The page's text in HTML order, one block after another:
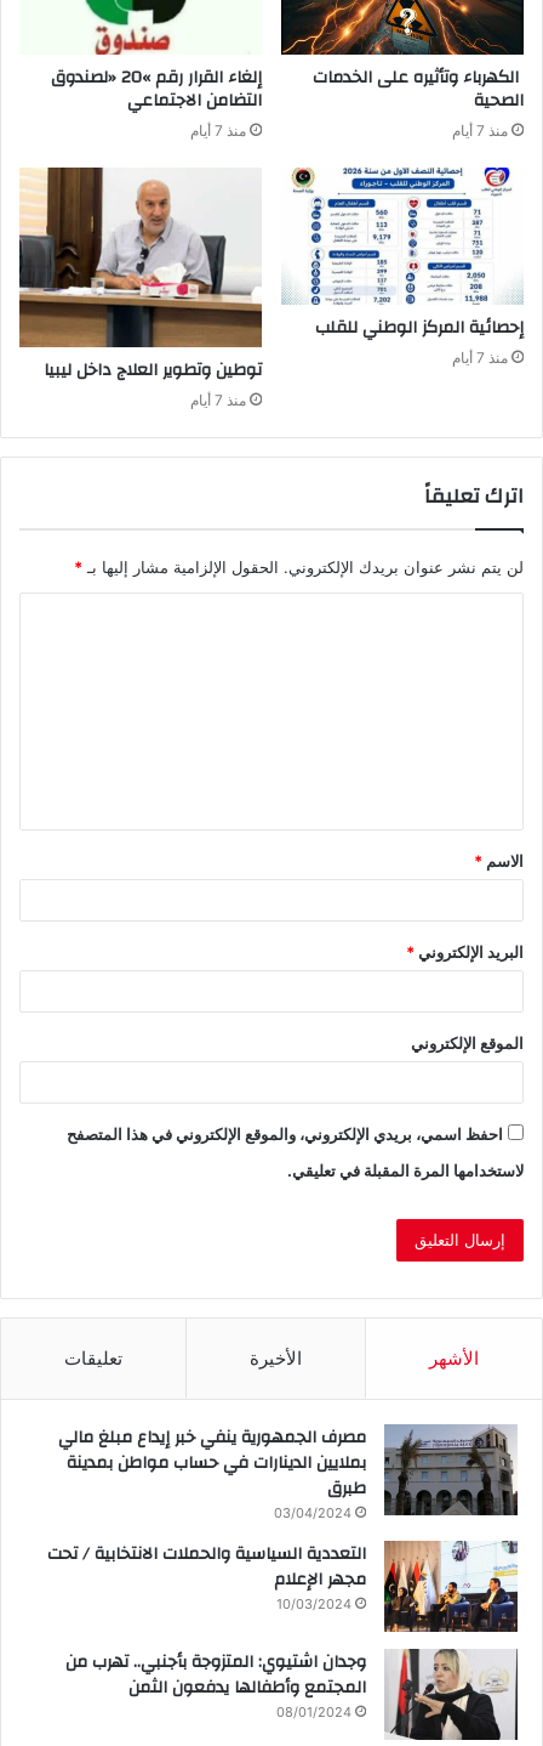
‬الصحية
منذ 7 أيام
‬التضامن‭ ‬الاجتماعي
منذ 7 أيام
إحصائية‭ ‬المركز‭ ‬الوطني‭ ‬للقلب
منذ 7 أيام توطين‭ ‬وتطوير‭ ‬العلاج‭ ‬داخل‭ ‬ليبيا‭ ‬
منذ 7 أيام
اترك تعليقاً
لن يتم نشر عنوان بريدك الإلكتروني. الحقول الإلزامية مشار إليها بـ *
ق
*
الاسم *
البريد الإلكتروني*
الموقع الإلكتروني
احفظ اسمي، بريدي الإلكتروني، والموقع الإلكتروني في هذا المتصفح
لاستخدامها المرة المقبلة في تعليقي.
الأشهر الأخيرة تعليقات
مصرف الجمهورية ينفي خبر إيداع مبلغ مالي
بملايين الدينارات في حساب مواطن بمدينة
طبرق
03/04/2024
التعددية السياسية والحملات الانتخابية / تحت
مجهر الإعلام
10/03/2024
وجدان اشتيوي: المتزوجة بأجنبي.. تهرب من
المجتمع وأطفالها يدفعون الثمن
08/01/2024